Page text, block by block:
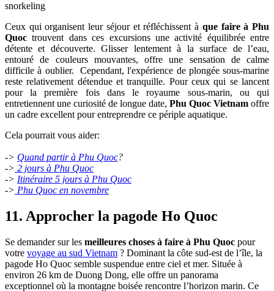
snorkeling
Ceux qui organisent leur séjour et réfléchissent à que faire à Phu
Quoc trouvent dans ces excursions une activité équilibrée entre
détente et découverte. Glisser lentement à la surface de l’eau,
entouré de couleurs mouvantes, offre une sensation de calme
difficile à oublier. Cependant, l'expérience de plongée sous-marine
reste relativement détendue et tranquille. Pour ceux qui se lancent
pour la première fois dans le royaume sous-marin, ou qui
entretiennent une curiosité de longue date, Phu Quoc Vietnam offre
un cadre excellent pour entreprendre ce périple aquatique.
Cela pourrait vous aider:
-> Quand partir à Phu Quoc?
-> 2 jours à Phu Quoc
-> Itinéraire 5 jours à Phu Quoc
-> Phu Quoc en novembre
11. Approcher la pagode Ho Quoc
Se demander sur les meilleures choses à faire à Phu Quoc pour
votre voyage au sud Vietnam ? Dominant la côte sud-est de l’île, la
pagode Ho Quoc semble suspendue entre ciel et mer. Située à
environ 26 km de Duong Dong, elle offre un panorama
exceptionnel où la montagne boisée rencontre l’horizon marin. Ce